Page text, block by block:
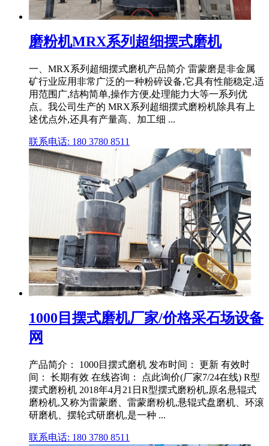
磨粉机MRX系列超细摆式磨机
一、MRX系列超细摆式磨机产品简介 雷蒙磨是非金属
矿行业应用非常广泛的一种粉碎设备,它具有性能稳定,适
用范围广,结构简单,操作方便,处理能力大等一系列优
点。我公司生产的 MRX系列超细摆式磨粉机除具有上
述优点外,还具有产量高、加工细 ...
联系电话: 180 3780 8511
1000目摆式磨机厂家/价格采石场设备
网
产品简介： 1000目摆式磨机 发布时间： 更新 有效时
间： 长期有效 在线咨询： 点此询价(厂家7/24在线) R型
摆式磨粉机 2018年4月21日R型摆式磨粉机,原名悬辊式
磨粉机,又称为雷蒙磨、雷蒙磨粉机,悬辊式盘磨机、环滚
研磨机、摆轮式研磨机,是一种 ...
联系电话: 180 3780 8511